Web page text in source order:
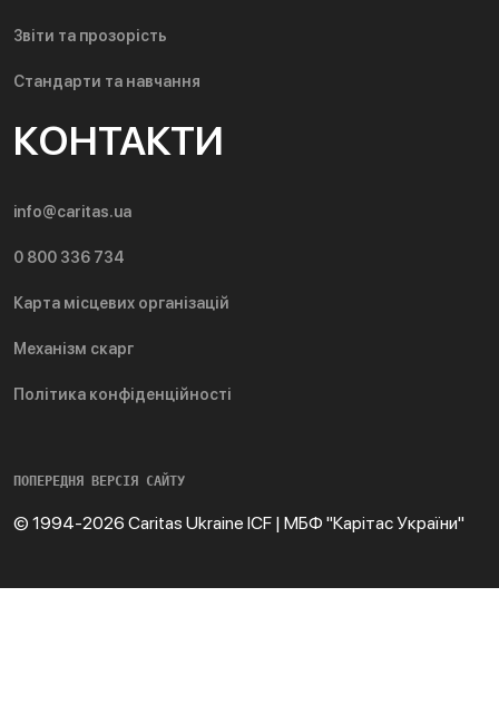
Звіти та прозорість
Стандарти та навчання
КОНТАКТИ
info@caritas.ua
0 800 336 734
Карта місцевих організацій
Механізм скарг
Політика конфіденційності
ПОПЕРЕДНЯ ВЕРСІЯ САЙТУ
© 1994-2026 Caritas Ukraine ICF | МБФ "Карітас України"